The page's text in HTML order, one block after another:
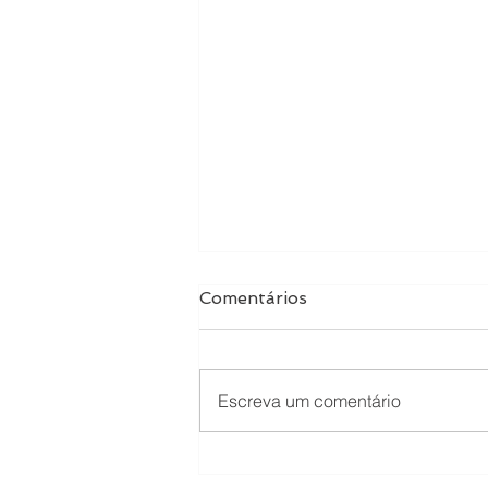
Comentários
Escreva um comentário